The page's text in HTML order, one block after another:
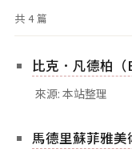
專題
索引
關鍵字
相關網站
共 4 篇
比克．凡德柏
來源: 本站整理
馬德里蘇菲雅